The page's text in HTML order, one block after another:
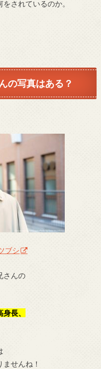
されているのか。
の写真はある？
ブシ
さんの
長、
せんね！